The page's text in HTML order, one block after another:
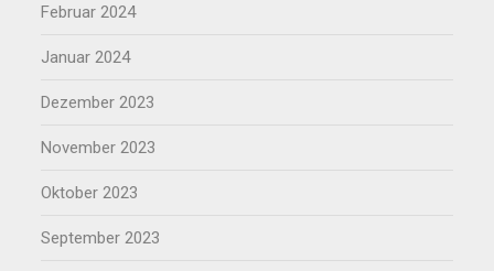
Februar 2024
Januar 2024
Dezember 2023
November 2023
Oktober 2023
September 2023